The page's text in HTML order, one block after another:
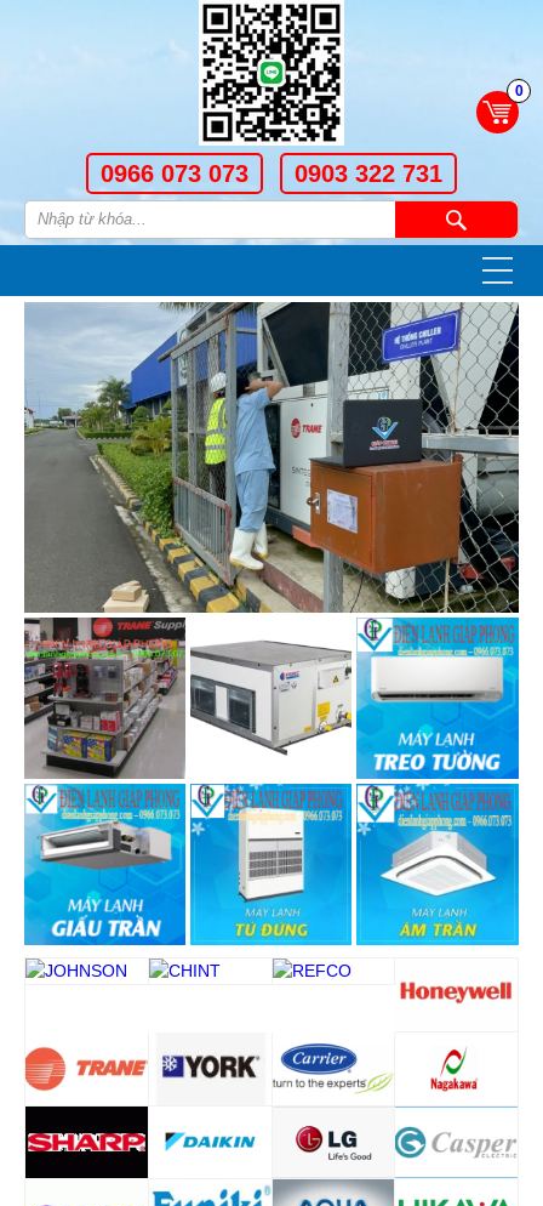
0
0966 073 073 0903 322 731
—
—
—